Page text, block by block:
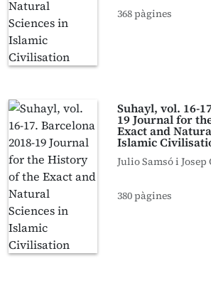
368 pàgines
Suhayl, vol. 16-
19 Journal for
Exact and
Islamic
Julio Samsó i
380 pàgines